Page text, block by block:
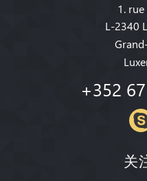
1.
L-2340
+352
关